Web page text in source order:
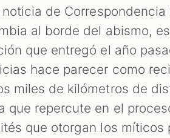
noticia de
al borde del abismo,
que entregó el año
hace parecer como
miles de kilómetros de
que repercute en el
que otorgan los